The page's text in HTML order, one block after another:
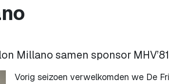
Millano samen sponsor MHV’81
Vorig seizoen verwelkomden we De